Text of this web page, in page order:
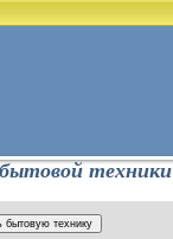
техники